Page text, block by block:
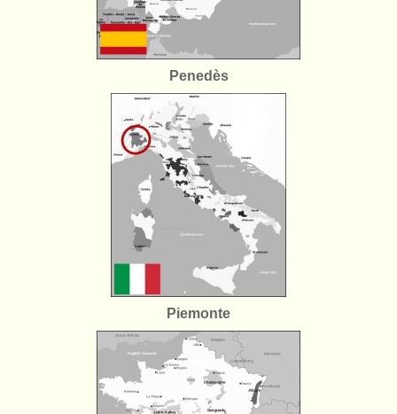
Penedès
Piemonte